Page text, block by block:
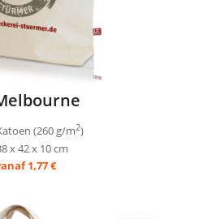
(260 g/m2)
x 42 x 10 cm
1,77 €